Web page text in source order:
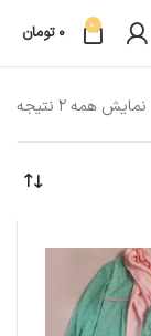
0
0 تومان
نمایش همه 2 نتیجه